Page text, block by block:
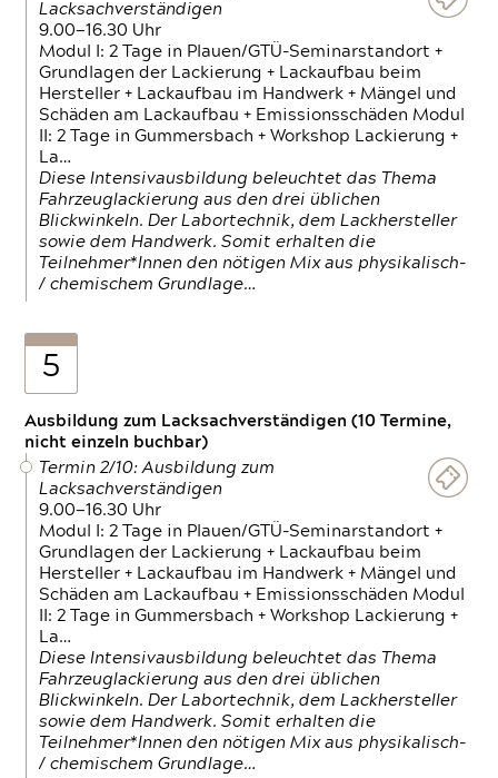
Lacksachverständigen
9.00—16.30 Uhr
Modul I: 2 Tage in Plauen/GTÜ-Seminarstandort +
Grundlagen der Lackierung + Lackaufbau beim
Hersteller + Lackaufbau im Handwerk + Mängel und
Schäden am Lackaufbau + Emissionsschäden Modul
II: 2 Tage in Gummersbach + Workshop Lackierung +
La…
Diese Intensivausbildung beleuchtet das Thema
Fahrzeuglackierung aus den drei üblichen
Blickwinkeln. Der Labortechnik, dem Lackhersteller
sowie dem Handwerk. Somit erhalten die
Teilnehmer*Innen den nötigen Mix aus physikalisch-
/ chemischem Grundlage…
5
Ausbildung zum Lacksachverständigen (10 Termine,
nicht einzeln buchbar)
Termin 2/10: Ausbildung zum
Lacksachverständigen
9.00—16.30 Uhr
Modul I: 2 Tage in Plauen/GTÜ-Seminarstandort +
Grundlagen der Lackierung + Lackaufbau beim
Hersteller + Lackaufbau im Handwerk + Mängel und
Schäden am Lackaufbau + Emissionsschäden Modul
II: 2 Tage in Gummersbach + Workshop Lackierung +
La…
Diese Intensivausbildung beleuchtet das Thema
Fahrzeuglackierung aus den drei üblichen
Blickwinkeln. Der Labortechnik, dem Lackhersteller
sowie dem Handwerk. Somit erhalten die
Teilnehmer*Innen den nötigen Mix aus physikalisch-
/ chemischem Grundlage…